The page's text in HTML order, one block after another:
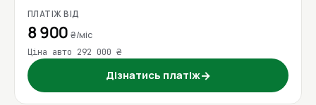
ПЛАТІЖ ВІД
8 900₴/міс
Ціна авто 292 000 ₴
Дізнатись платіж→